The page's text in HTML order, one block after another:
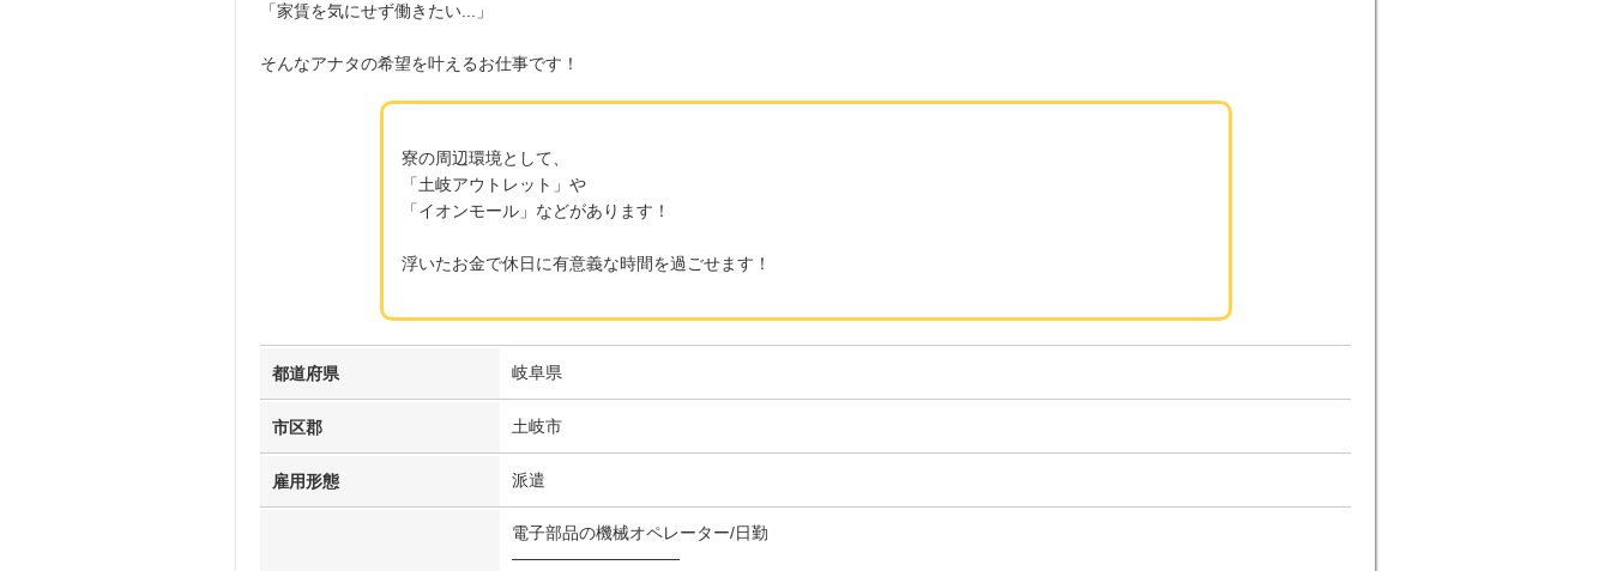
「家賃を気にせず働きたい...」
そんなアナタの希望を叶えるお仕事です！
寮の周辺環境として、
「土岐アウトレット」や
「イオンモール」などがあります！
浮いたお金で休日に有意義な時間を過ごせます！
都道府県 岐阜県
市区郡 土岐市
雇用形態 派遣
電子部品の機械オペレーター/日勤
──────────────